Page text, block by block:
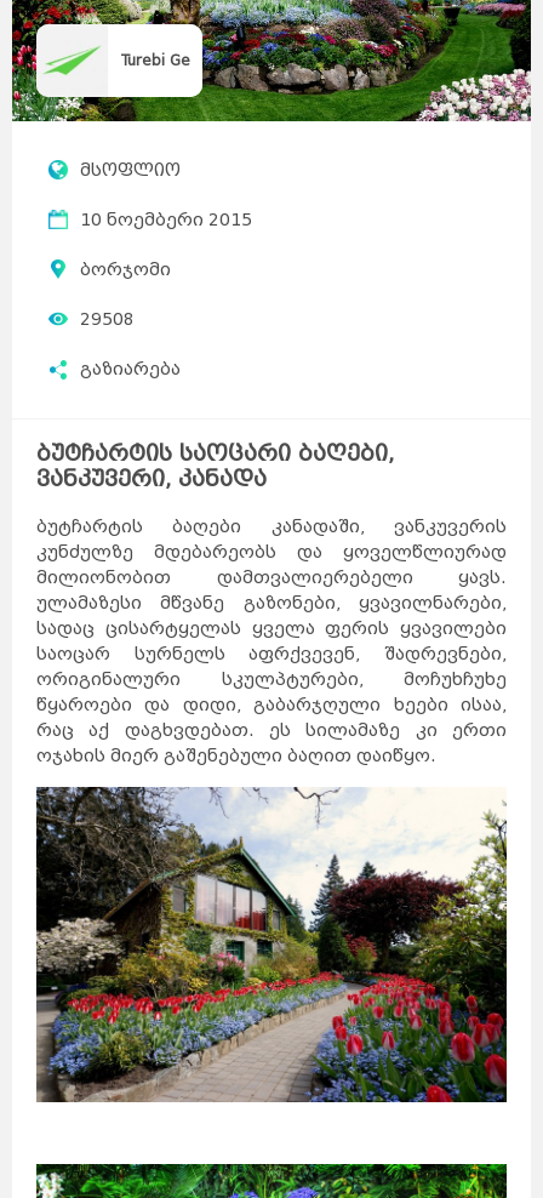
Turebi Ge
მსოფლიო
10 ნოემბერი 2015
ბორჯომი
29508
გაზიარება
ბუტჩარტის საოცარი ბაღები,
ვანკუვერი, კანადა
ბუტჩარტის ბაღები კანადაში, ვანკუვერის
კუნძულზე მდებარეობს და ყოველწლიურად
მილიონობით დამთვალიერებელი ყავს.
ულამაზესი მწვანე გაზონები, ყვავილნარები,
სადაც ცისარტყელას ყველა ფერის ყვავილები
საოცარ სურნელს აფრქვევენ, შადრევნები,
ორიგინალური სკულპტურები, მოჩუხჩუხე
წყაროები და დიდი, გაბარჯღული ხეები ისაა,
რაც აქ დაგხვდებათ. ეს სილამაზე კი ერთი
ოჯახის მიერ გაშენებული ბაღით დაიწყო.